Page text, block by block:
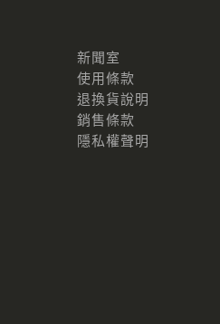
新聞室
使用條款
退換貨說明
銷售條款
隱私權聲明